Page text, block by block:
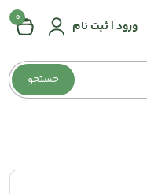
جستجو
ورود | ثبت نام
0